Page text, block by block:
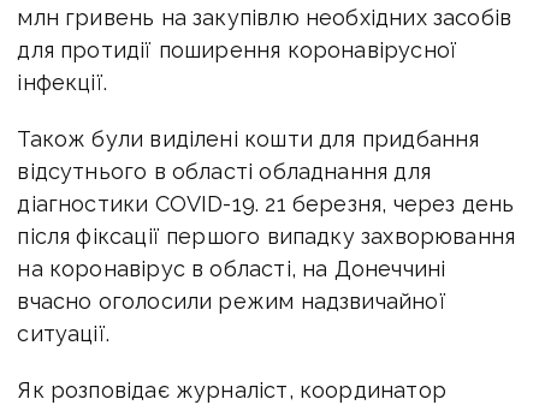
млн гривень на закупівлю необхідних засобів
для протидії поширення коронавірусної
інфекції.
Також були виділені кошти для придбання
відсутнього в області обладнання для
діагностики COVID-19. 21 березня, через день
після фіксації першого випадку захворювання
на коронавірус в області, на Донеччині
вчасно оголосили режим надзвичайної
ситуації.
Як розповідає журналіст, координатор